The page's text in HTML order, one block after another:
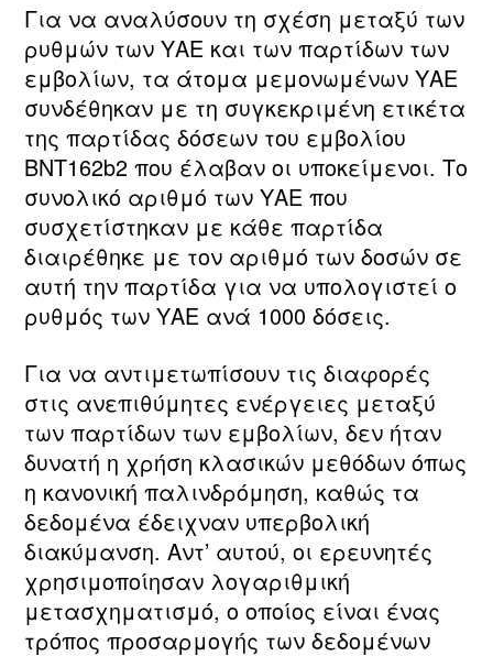
Για να αναλύσουν τη σχέση μεταξύ των
ρυθμών των ΥΑΕ και των παρτίδων των
εμβολίων, τα άτομα μεμονωμένων ΥΑΕ
συνδέθηκαν με τη συγκεκριμένη ετικέτα
της παρτίδας δόσεων του εμβολίου
BNT162b2 που έλαβαν οι υποκείμενοι. Το
συνολικό αριθμό των ΥΑΕ που
συσχετίστηκαν με κάθε παρτίδα
διαιρέθηκε με τον αριθμό των δοσών σε
αυτή την παρτίδα για να υπολογιστεί ο
ρυθμός των ΥΑΕ ανά 1000 δόσεις.
Για να αντιμετωπίσουν τις διαφορές
στις ανεπιθύμητες ενέργειες μεταξύ
των παρτίδων των εμβολίων, δεν ήταν
δυνατή η χρήση κλασικών μεθόδων όπως
η κανονική παλινδρόμηση, καθώς τα
δεδομένα έδειχναν υπερβολική
διακύμανση. Αντ’ αυτού, οι ερευνητές
χρησιμοποίησαν λογαριθμική
μετασχηματισμό, ο οποίος είναι ένας
τρόπος προσαρμογής των δεδομένων